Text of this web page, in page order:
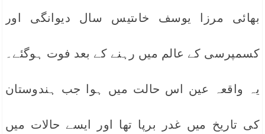
بھائی مرزا یوسف خاںتیس سال دیوانگی اور
کسمپرسی کے عالم میں رہنے کے بعد فوت ہوگئے۔
یہ واقعہ عین اس حالت میں ہوا جب ہندوستان
کی تاریخ میں غدر برپا تھا اور ایسے حالات میں